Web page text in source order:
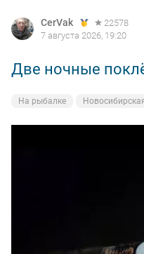
CerVak
22578
7 августа 2026, 19:20
Две ночные
На рыбалке